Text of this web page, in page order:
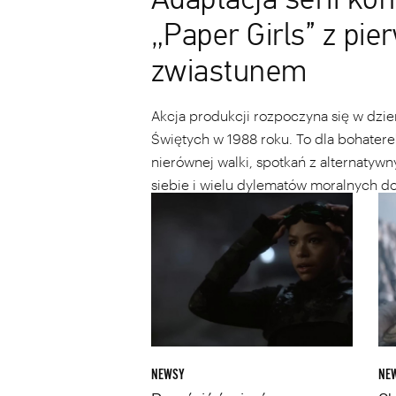
„Paper Girls” z
zwiastunem
Akcja produkcji rozpoczyna się w
Świętych w 1988 roku. To dla
nierównej walki, spotkań z
siebie i wielu dylematów moralnych
budzi
mieszane
NEWSY
i
w